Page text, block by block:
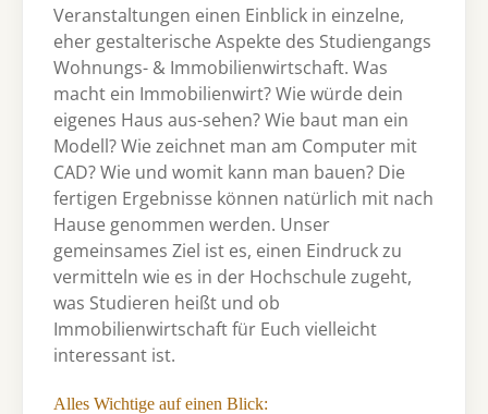
Veranstaltungen einen Einblick in einzelne,
eher gestalterische Aspekte des Studiengangs
Wohnungs- & Immobilienwirtschaft. Was
macht ein Immobilienwirt? Wie würde dein
eigenes Haus aus-sehen? Wie baut man ein
Modell? Wie zeichnet man am Computer mit
CAD? Wie und womit kann man bauen? Die
fertigen Ergebnisse können natürlich mit nach
Hause genommen werden. Unser
gemeinsames Ziel ist es, einen Eindruck zu
vermitteln wie es in der Hochschule zugeht,
was Studieren heißt und ob
Immobilienwirtschaft für Euch vielleicht
interessant ist.
Alles Wichtige auf einen Blick: